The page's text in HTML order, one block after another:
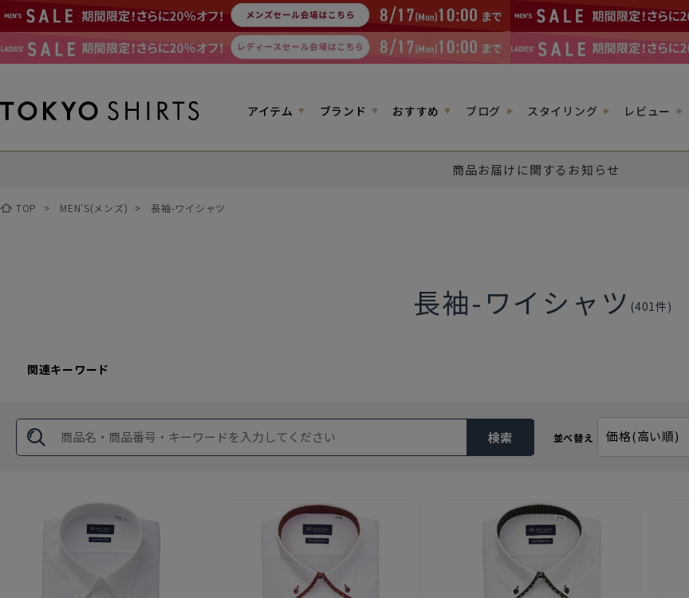
アイテム ブランド おすすめ ブログ スタイリング レビュー
商品お届けに関するお知らせ
TOP > MEN'S(メンズ) > 長袖-ワイシャツ
長袖-ワイシャツ (401件)
関連キーワード
検索 並べ替え 価格(高い順)